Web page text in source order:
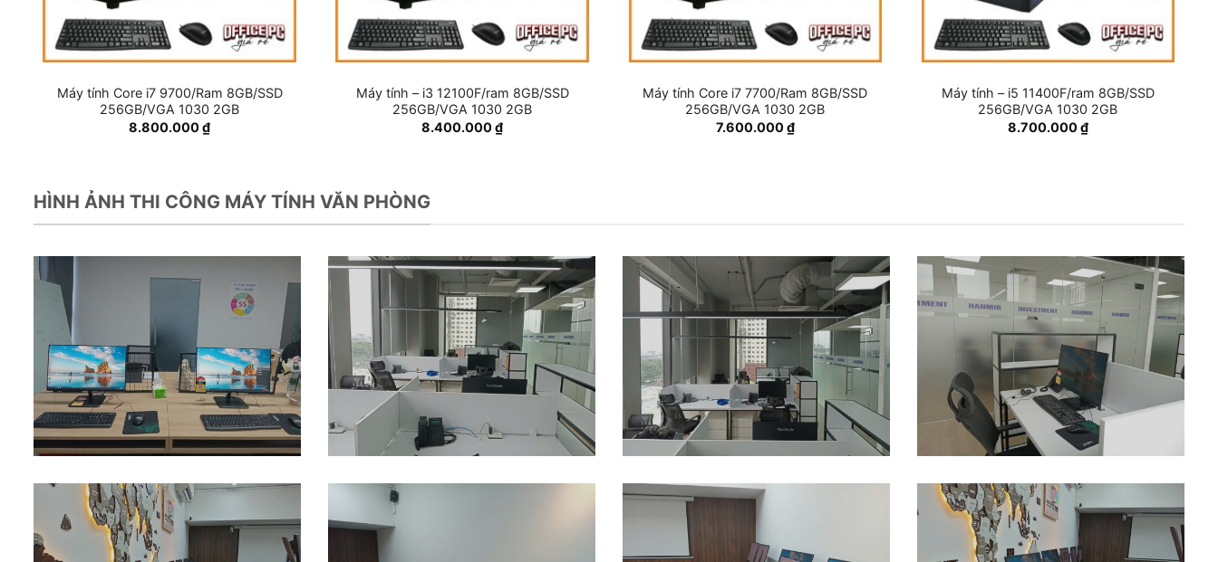
Máy tính Core i7 9700/Ram 8GB/SSD
256GB/VGA 1030 2GB
8.800.000₫
Máy tính – i3 12100F/ram 8GB/SSD
256GB/VGA 1030 2GB
8.400.000₫
Máy tính Core i7 7700/Ram 8GB/SSD
256GB/VGA 1030 2GB
7.600.000₫
Máy tính – i5 11400F/ram 8GB/SSD
256GB/VGA 1030 2GB
8.700.000₫
HÌNH ẢNH THI CÔNG MÁY TÍNH VĂN PHÒNG